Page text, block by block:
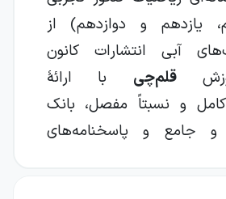
یازدهم و دوازدهم) از
آبی
انتشارات کانون
قلم‌چی
با ارائهٔ
و نسبتاً مفصل، بانک
جامع و پاسخنامه‌های